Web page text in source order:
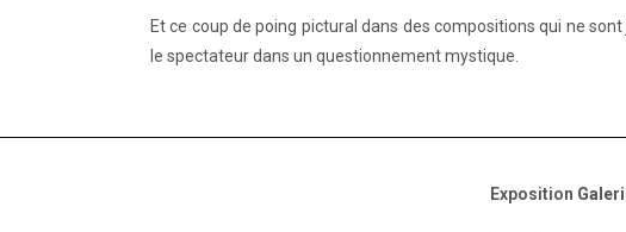
Et ce coup de poing pictural dans des compositions qui ne
le spectateur dans un questionnement mystique.
Exposition